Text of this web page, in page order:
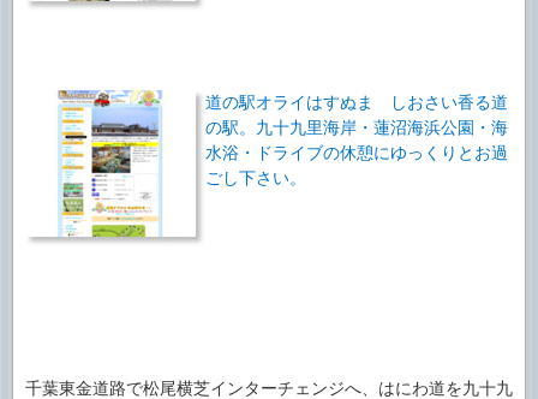
道の駅オライはすぬま しおさい香る道
の駅。九十九里海岸・蓮沼海浜公園・海
水浴・ドライブの休憩にゆっくりとお過
ごし下さい。
千葉東金道路で松尾横芝インターチェンジへ、はにわ道を九十九